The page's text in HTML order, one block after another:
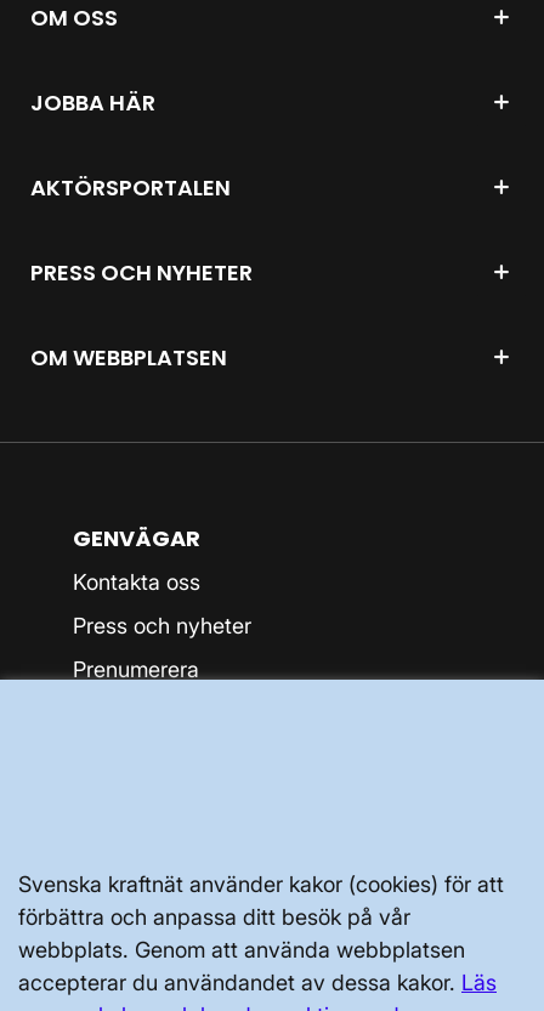
Svenska kraftnät använder kakor (cookies) för att
förbättra och anpassa ditt besök på vår
webbplats. Genom att använda webbplatsen
accepterar du användandet av dessa kakor. Läs
OM OSS
JOBBA HÄR
AKTÖRSPORTALEN
PRESS OCH NYHETER
OM WEBBPLATSEN
Svenska kraftnät, Box 1200, 172 24
Sundbyberg
GENVÄGAR
Kontakta oss
Press och nyheter
Prenumerera